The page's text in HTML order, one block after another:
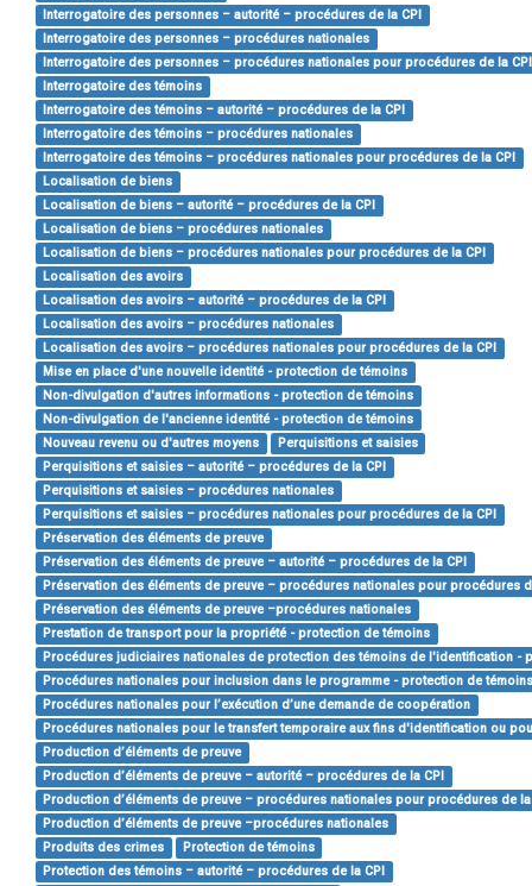
Interrogatoire des personnes – autorité – procédures de la CPI
Interrogatoire des personnes – procédures nationales
Interrogatoire des personnes – procédures nationales pour procédures de la CPI
Interrogatoire des témoins
Interrogatoire des témoins – autorité – procédures de la CPI
Interrogatoire des témoins – procédures nationales
Interrogatoire des témoins – procédures nationales pour procédures de la CPI
Localisation de biens
Localisation de biens – autorité – procédures de la CPI
Localisation de biens – procédures nationales
Localisation de biens – procédures nationales pour procédures de la CPI
Localisation des avoirs
Localisation des avoirs – autorité – procédures de la CPI
Localisation des avoirs – procédures nationales
Localisation des avoirs – procédures nationales pour procédures de la CPI
Mise en place d'une nouvelle identité - protection de témoins
Non-divulgation d'autres informations - protection de témoins
Non-divulgation de l'ancienne identité - protection de témoins
Nouveau revenu ou d'autres moyens
Perquisitions et saisies
Perquisitions et saisies – autorité – procédures de la CPI
Perquisitions et saisies – procédures nationales
Perquisitions et saisies – procédures nationales pour procédures de la CPI
Préservation des éléments de preuve
Préservation des éléments de preuve – autorité – procédures de la CPI
Préservation des éléments de preuve – procédures nationales pour procédures
Préservation des éléments de preuve –procédures nationales
Prestation de transport pour la propriété - protection de témoins
Procédures judiciaires nationales de protection des témoins de l'identification -
Procédures nationales pour inclusion dans le programme - protection de
Procédures nationales pour l’exécution d’une demande de coopération
Procédures nationales pour le transfert temporaire aux fins d'identification ou
Production d’éléments de preuve
Production d’éléments de preuve – autorité – procédures de la CPI
Production d’éléments de preuve – procédures nationales pour procédures de la
Production d’éléments de preuve –procédures nationales
Produits des crimes
Protection de témoins
Protection des témoins – autorité – procédures de la CPI